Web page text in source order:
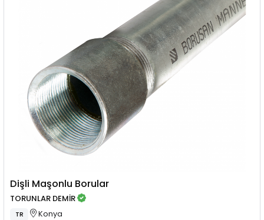
Dişli Maşonlu Borular
TORUNLAR DEMİR
TR Konya